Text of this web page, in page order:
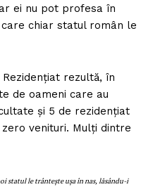
ei nu pot profesa în
chiar statul român le
rezultă, în
de oameni care au
și 5 de rezidențiat
venituri. Mulți dintre
statul le trântește ușa în nas, lăsându-i